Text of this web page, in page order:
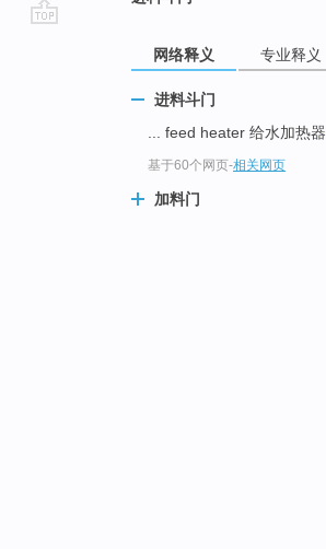
网络释义 专业释义
进料斗门
... feed heater 给水加热器
基于60个网页-相关网页
加料门